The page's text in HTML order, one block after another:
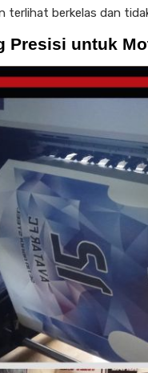
terlihat berkelas dan
Presisi untuk